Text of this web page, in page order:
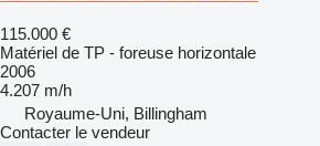
115.000 €
Matériel de TP - foreuse horizontale
2006
4.207 m/h
Royaume-Uni, Billingham
Contacter le vendeur